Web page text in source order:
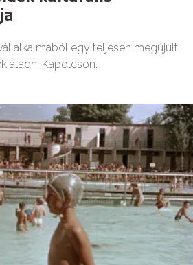
alkalmából egy teljesen megújult
átadni Kapolcson.